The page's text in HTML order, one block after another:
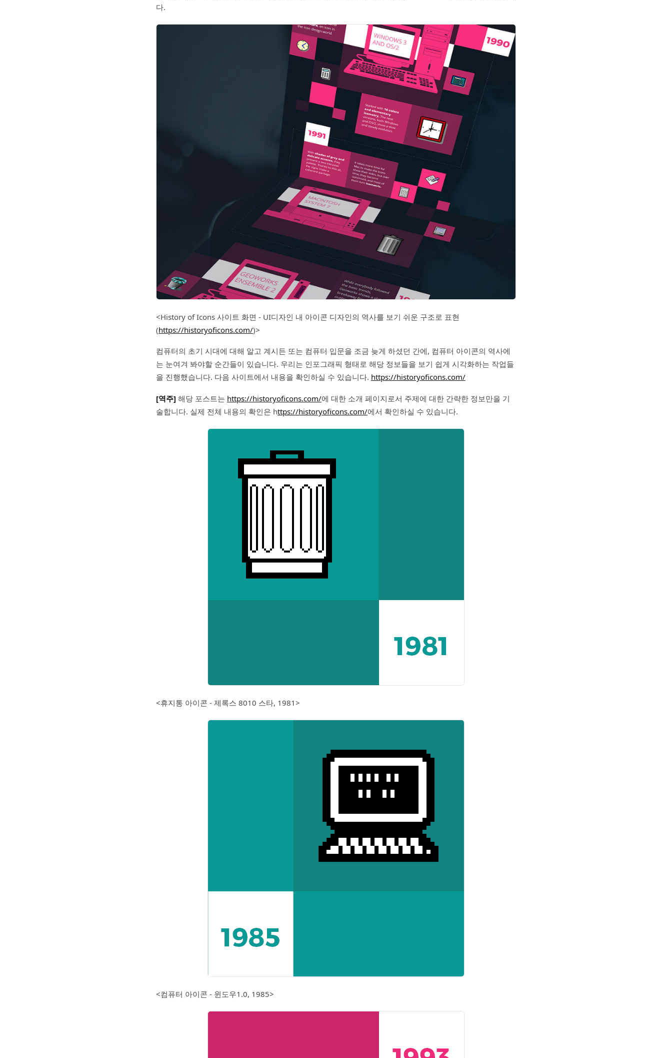
다.
<History of Icons 사이트 화면 - UI디자인 내 아이콘 디자인의 역사를 보기 쉬운 구조로 표현
(https://historyoficons.com/)>
컴퓨터의 초기 시대에 대해 알고 계시든 또는 컴퓨터 입문을 조금 늦게 하셨던 간에, 컴퓨터 아이콘의 역사에
는 눈여겨 봐야할 순간들이 있습니다. 우리는 인포그래픽 형태로 해당 정보들을 보기 쉽게 시각화하는 작업들
을 진행했습니다. 다음 사이트에서 내용을 확인하실 수 있습니다. https://historyoficons.com/
[역주] 해당 포스트는 https://historyoficons.com/에 대한 소개 페이지로서 주제에 대한 간략한 정보만을 기
술합니다. 실제 전체 내용의 확인은 https://historyoficons.com/에서 확인하실 수 있습니다.
<휴지통 아이콘 - 제록스 8010 스타, 1981>
<컴퓨터 아이콘 - 윈도우1.0, 1985>